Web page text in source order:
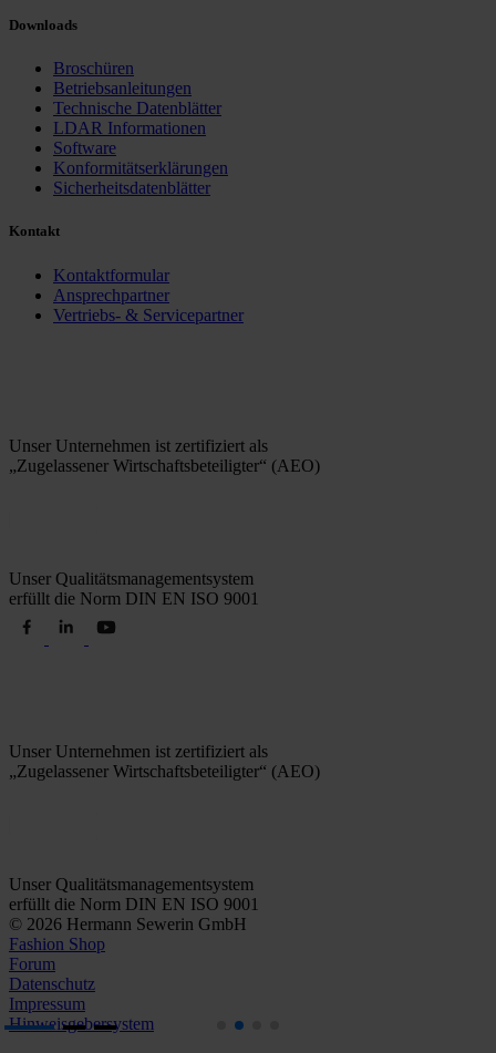
Downloads
Broschüren
Betriebsanleitungen
Technische Datenblätter
LDAR Informationen
Software
Konformitätserklärungen
Sicherheitsdatenblätter
Kontakt
Kontaktformular
Ansprechpartner
Vertriebs- & Servicepartner
Unser Unternehmen ist zertifiziert als
„Zugelassener Wirtschaftsbeteiligter“ (AEO)
Unser Qualitätsmanagementsystem
erfüllt die Norm DIN EN ISO 9001
Unser Unternehmen ist zertifiziert als
„Zugelassener Wirtschaftsbeteiligter“ (AEO)
Unser Qualitätsmanagementsystem
erfüllt die Norm DIN EN ISO 9001
© 2026 Hermann Sewerin GmbH
Fashion Shop
Forum
Datenschutz
Impressum
Hinweisgebersystem